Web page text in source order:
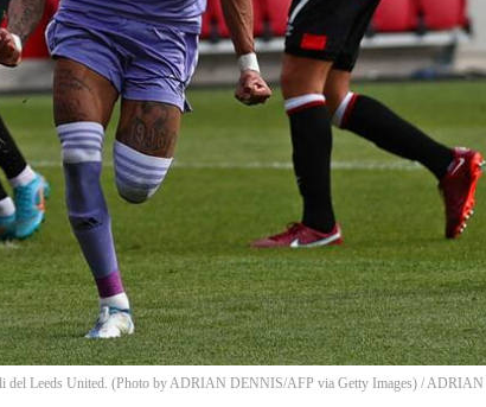
del Leeds United. (Photo by ADRIAN DENNIS/AFP via Getty Images) /ADRIAN